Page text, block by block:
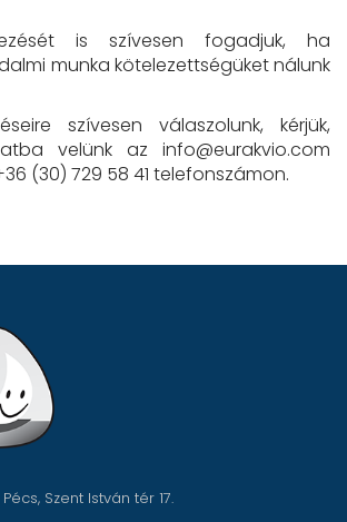
is szívesen fogadjuk, ha
munka kötelezettségüket nálunk
szívesen válaszolunk, kérjük,
velünk az info@eurakvio.com
(30) 729 58 41 telefonszámon.
Szent István tér 17.